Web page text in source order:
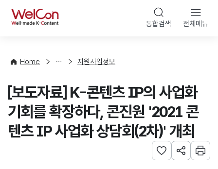
WelCon 통합검색 전체메뉴
Home
사
청
지원사업정보
[보도자료] K-콘텐츠 IP의 사업화
기회를 확장하다, 콘진원 '2021 콘
텐츠 IP 사업화 상담회(2차)' 개최
관심사 등록하기
URL 공유하
인쇄